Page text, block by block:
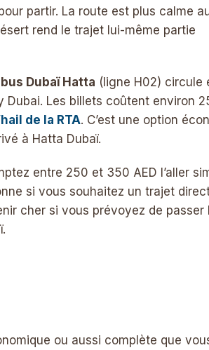
partir. La route est plus calme
rend le trajet lui-même partie
bus Dubaï Hatta (ligne H02) circule
Les billets coûtent environ
de la RTA. C’est une option
à Hatta Dubaï.
entre 250 et 350 AED l’aller
si vous souhaitez un trajet
cher si vous prévoyez de passer
ou aussi complète que